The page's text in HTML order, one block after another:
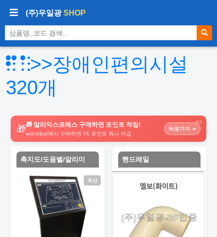
(주)우일광SHOP
상품 검색
>>장애인편의시설
320개
AD
🎁🎁 알리익스프레스 구매하면 포인트 적립!
worldbot에서 구매하면 1% 포인트 즉시 지급
바로가기 →
촉지도/도움벨/알리미
국산
핸드레일